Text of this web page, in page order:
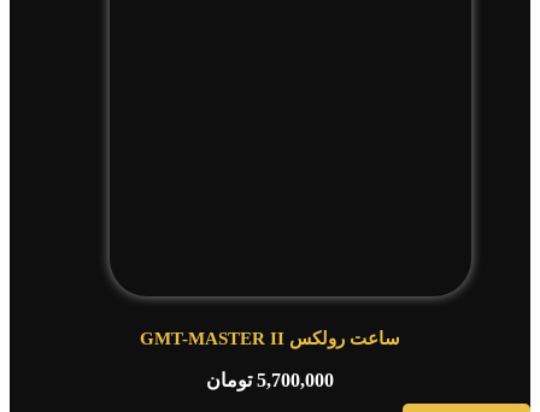
ساعت رولکس GMT-MASTER II
5,700,000 تومان